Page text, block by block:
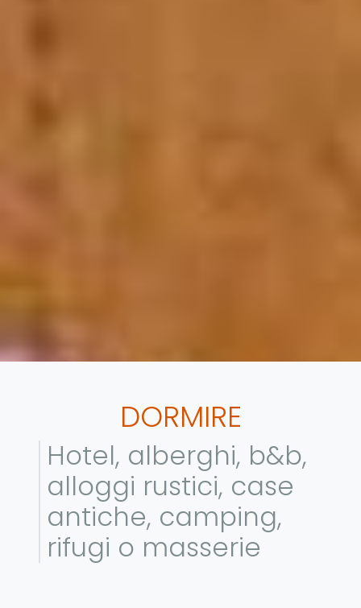
DORMIRE
Hotel, alberghi, b&b,
alloggi rustici, case
antiche, camping,
rifugi o masserie